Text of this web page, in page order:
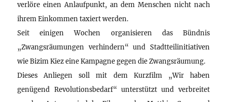
verlöre einen Anlaufpunkt, an dem Menschen nicht nach
ihrem Einkommen taxiert werden.
Seit einigen Wochen organisieren das Bündnis
„Zwangsräumungen verhindern“ und Stadtteilinitiativen
wie Bizim Kiez eine Kampagne gegen die Zwangsräumung.
Dieses Anliegen soll mit dem Kurzfilm „Wir haben
genügend Revolutionsbedarf“ unterstützt und verbreitet